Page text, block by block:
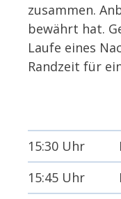
zusammen.
bewährt hat.
Laufe eines
Randzeit für
15:30 Uhr
15:45 Uhr